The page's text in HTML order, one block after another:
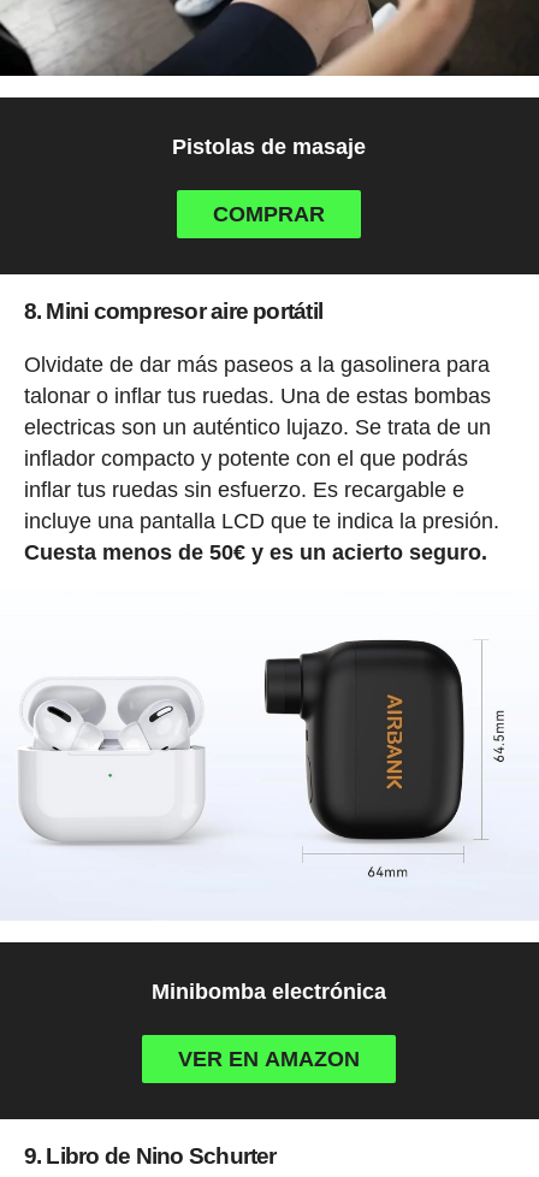
Pistolas de masaje
COMPRAR
8. Mini compresor aire portátil
Olvidate de dar más paseos a la gasolinera para
talonar o inflar tus ruedas. Una de estas bombas
electricas son un auténtico lujazo. Se trata de un
inflador compacto y potente con el que podrás
inflar tus ruedas sin esfuerzo. Es recargable e
incluye una pantalla LCD que te indica la presión.
Cuesta menos de 50€ y es un acierto seguro.
Minibomba electrónica
VER EN AMAZON
9. Libro de Nino Schurter